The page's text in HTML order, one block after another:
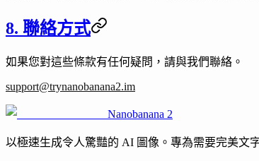
8. 聯絡方式
如果您對這些條款有任何疑問，請與我們聯絡。
support@trynanobanana2.im
Nanobanana 2
以極速生成令人驚豔的 AI 圖像。專為需要完美文